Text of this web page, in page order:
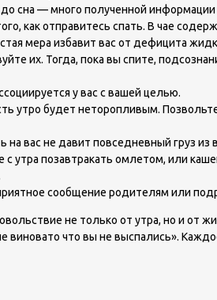
сна — много полученной
как отправитесь спать. В чае
мера избавит вас от дефицита
их. Тогда, пока вы спите,
у вас с вашей целью.
утро будет неторопливым.
вас не давит повседневный груз из
с утра позавтракать омлетом, или
сообщение родителям или
не только от утра, но и от
что вы не выспались».